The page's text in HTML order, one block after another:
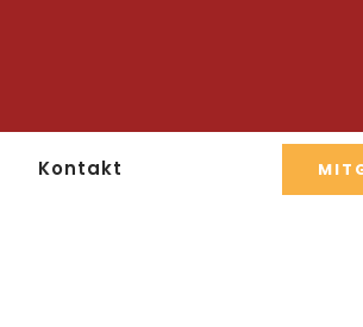
Kontakt